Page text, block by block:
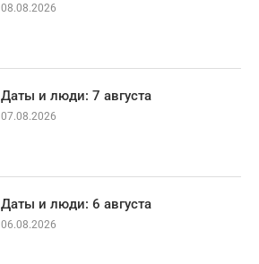
08.08.2026
Даты и люди: 7 августа
07.08.2026
Даты и люди: 6 августа
06.08.2026